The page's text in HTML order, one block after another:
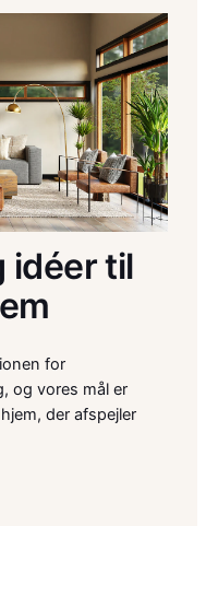
idéer til
for
og vores mål er
der afspejler